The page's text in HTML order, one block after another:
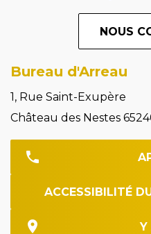
NOUS
Bureau d'Arreau
1, Rue Saint-Exupère
Château des Nestes
ACCESSIBILITÉ
Y